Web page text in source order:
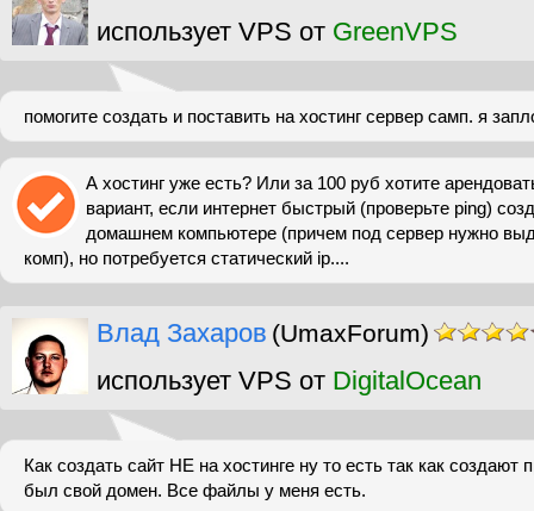
использует VPS от GreenVPS
помогите создать и поставить на хостинг сервер самп. я
А хостинг уже есть? Или за 100 руб хотите
вариант, если интернет быстрый (проверьте ping)
домашнем компьютере (причем под сервер нужно
комп), но потребуется статический ip....
Влад Захаров (UmaxForum)
использует VPS от DigitalOcean
Как создать сайт НЕ на хостинге ну то есть так как
был свой домен. Все файлы у меня есть.